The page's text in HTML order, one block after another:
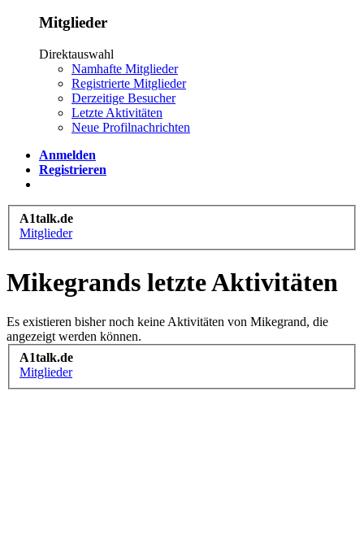
Mitglieder
Direktauswahl
Namhafte Mitglieder
Registrierte Mitglieder
Derzeitige Besucher
Letzte Aktivitäten
Neue Profilnachrichten
Anmelden
Registrieren
A1talk.de
Mitglieder
Mikegrands letzte Aktivitäten
Es existieren bisher noch keine Aktivitäten von Mikegrand, die
angezeigt werden können.
A1talk.de
Mitglieder